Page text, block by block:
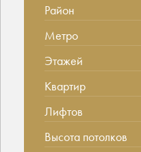
Район
Метро
Этажей
Квартир
Лифтов
Высота потолков